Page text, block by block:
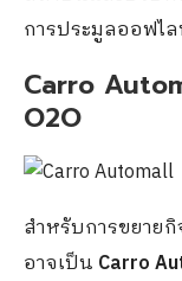
การประมูลออฟไ
Carro
O2O
สำหรับการขยาย
อาจเป็น Carro